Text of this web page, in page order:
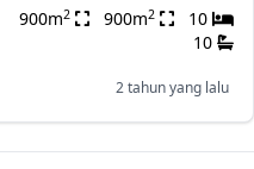
900m2 900m2
10
10
2 tahun yang lalu